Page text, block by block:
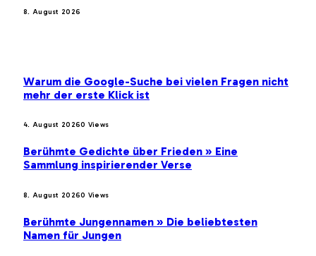
8. August 2026
Warum die Google-Suche bei vielen Fragen nicht
mehr der erste Klick ist
4. August 20260 Views
Berühmte Gedichte über Frieden » Eine
Sammlung inspirierender Verse
8. August 20260 Views
Berühmte Jungennamen » Die beliebtesten
Namen für Jungen